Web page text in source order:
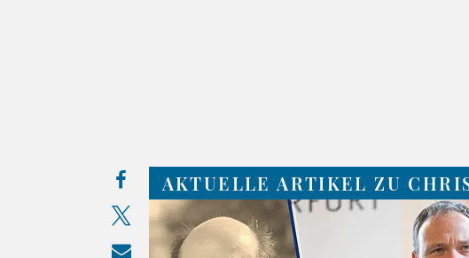
AKTUELLE ARTIKEL ZU